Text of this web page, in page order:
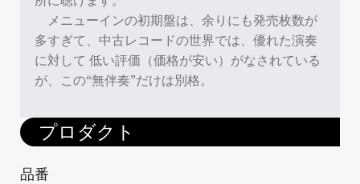
メニューインの初期盤は、余りにも発売枚数が
多すぎて、中古レコードの世界では、優れた演奏
に対して 低い評価（価格が安い）がなされている
が、この“無伴奏”だけは別格。
プロダクト
品番